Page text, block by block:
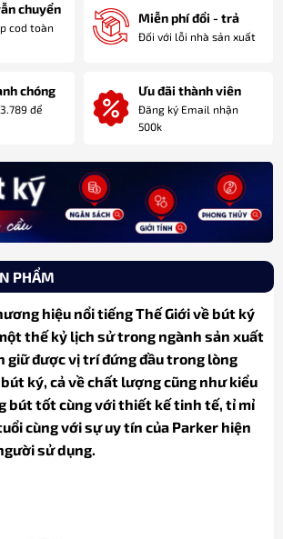
chuyển
cod toàn
Miễn phí đổi - trả
Đối với lỗi nhà sản xuất
chóng
để
Ưu đãi thành viên
Đăng ký Email nhận
500k
PHẨM
hiệu nổi tiếng Thế Giới về bút ký
thế kỷ lịch sử trong ngành sản xuất
giữ được vị trí đứng đầu trong lòng
ký, cả về chất lượng cũng như kiểu
bút tốt cùng với thiết kế tinh tế, tỉ mỉ
cùng với sự uy tín của Parker hiện
sử dụng.